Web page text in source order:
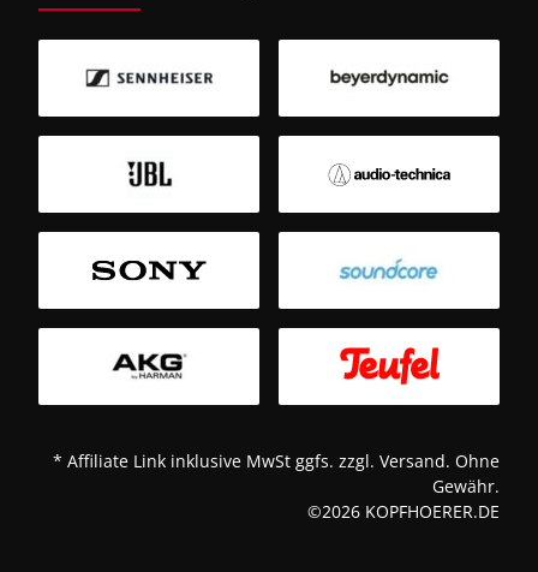
* Affiliate Link inklusive MwSt ggfs. zzgl. Versand. Ohne
Gewähr.
©2026 KOPFHOERER.DE